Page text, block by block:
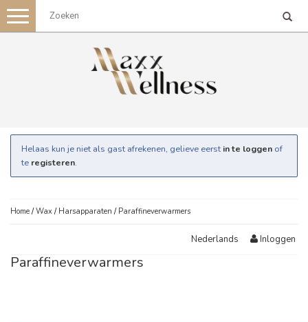
Toggle
navigation
Helaas kun je niet als gast afrekenen, gelieve eerst in te loggen of
te registeren.
Home /Wax / Harsapparaten / Paraffineverwarmers
Nederlands Inloggen
Paraffineverwarmers